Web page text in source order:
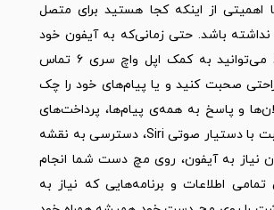
از اینکه کجا هستید برای متصل
باشد. حتی زمانی‌که به آیفون خود
دسترسی ندارید می‌توانید به کمک اپل واچ سری ۶ تماس
صحبت کنید و یا پیام‌های خود را چک
و پاسخ به همه‌ی پیام‌ها، پرداخت‌های
Apple Pay، صحبت با دستیار صوتی Siri، دسترسی به نقشه
نیاز به آیفون، روی مچ دست شما انجام
تمامی اطلاعات و برنامه‌هایی که نیاز به